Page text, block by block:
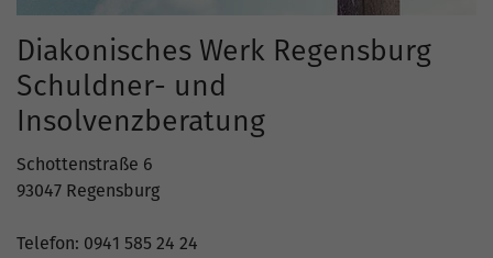
Diakonisches Werk Regensburg
Schuldner- und
Insolvenzberatung
Schottenstraße 6
93047 Regensburg
Telefon: 0941 585 24 24